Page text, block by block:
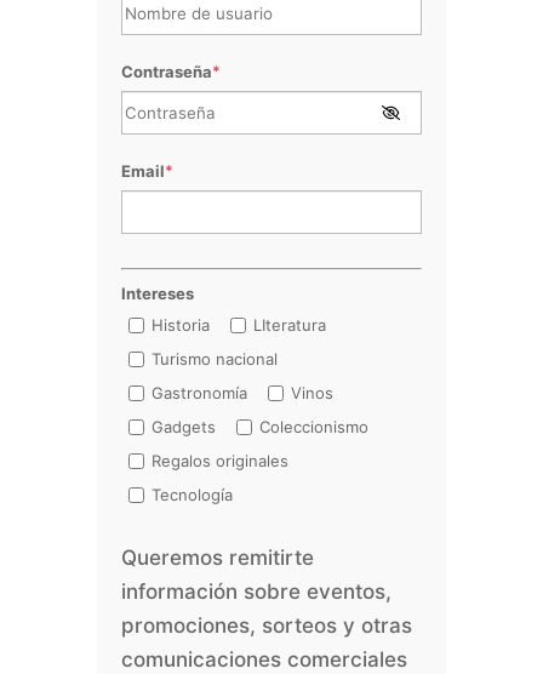
Contraseña*
Email*
Intereses
Historia
LIteratura
Turismo nacional
Gastronomía
Vinos
Gadgets
Coleccionismo
Regalos originales
Tecnología
Queremos remitirte
información sobre eventos,
promociones, sorteos y otras
comunicaciones comerciales